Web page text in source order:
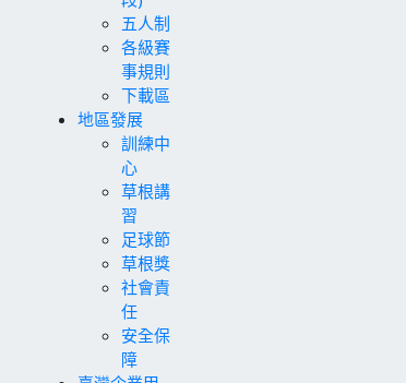
五人制
各級賽
事規則
下載區
地區發展
訓練中
心
草根講
習
足球節
草根獎
社會責
任
安全保
障